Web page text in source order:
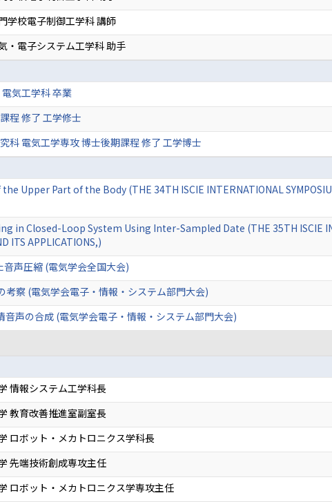
学校電子制御工学科 講師
・電子システム工学科 助手
気工学科 卒業
程 修了 工学修士
科 電気工学専攻 博士後期課程 修了 工学博士
Upper Part of the Body (THE 34TH ISCIE INTERNATIONAL
Closed-Loop System Using Inter-Sampled Date (THE 35TH ISCIE
ITS APPLICATIONS,)
声圧縮 (電気学会全国大会)
考察 (電気学会電子・情報・システム部門大会)
声の合成 (電気学会電子・情報・システム部門大会)
情報システム工学科長
教育改善推進室副室長
ロボット・メカトロニクス学科長
先端技術創成専攻主任
ロボット・メカトロニクス学専攻主任